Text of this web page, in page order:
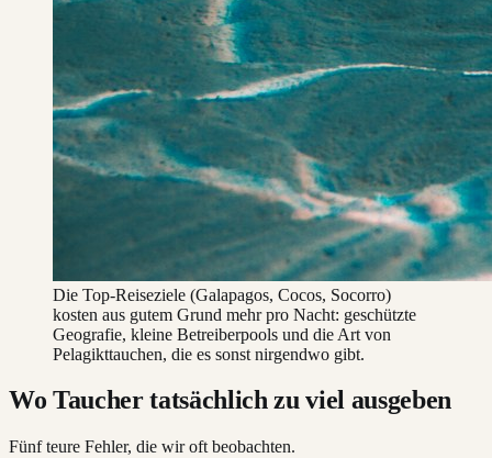
Die Top-Reiseziele (Galapagos, Cocos, Socorro)
kosten aus gutem Grund mehr pro Nacht: geschützte
Geografie, kleine Betreiberpools und die Art von
Pelagikttauchen, die es sonst nirgendwo gibt.
Wo Taucher tatsächlich zu viel ausgeben
Fünf teure Fehler, die wir oft beobachten.